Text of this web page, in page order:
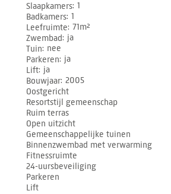
Slaapkamers 1
Badkamers 1
Leefruimte 71m²
Zwembad ja
Tuin nee
Parkeren ja
Lift ja
Bouwjaar 2005
Oostgericht
Resortstijl gemeenschap
Ruim terras
Open uitzicht
Gemeenschappelijke tuinen
Binnenzwembad met verwarming
Fitnessruimte
24-uursbeveiliging
Parkeren
Lift